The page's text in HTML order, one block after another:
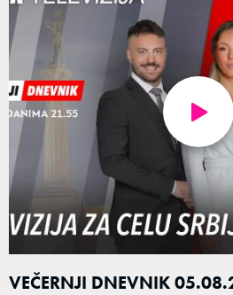
VEČERNJI DNEVNIK